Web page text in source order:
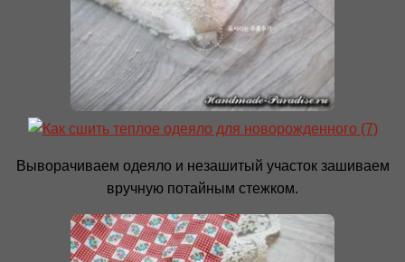
Выворачиваем одеяло и незашитый участок зашиваем
вручную потайным стежком.